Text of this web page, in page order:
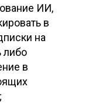
ИИ,
в
на
либо
в